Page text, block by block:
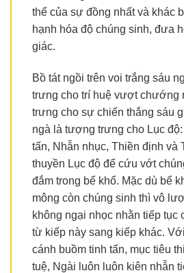
thể của sự đồng nhất và khác
hạnh hóa độ chúng sinh, đưa
giác.
Bồ tát ngồi trên voi trắng sáu
trưng cho trí huệ vượt chướng
trưng cho sự chiến thắng sáu
ngà là tượng trưng cho Lục
tấn, Nhẫn nhục, Thiền định và
thuyền Lục độ để cứu vớt
đắm trong bể khổ. Mặc dù bể
mông còn chúng sinh thì vô
không ngại nhọc nhằn tiếp tục
từ kiếp này sang kiếp khác.
cánh buồm tinh tấn, mục tiêu
tuệ, Ngài luôn luôn kiên nhẫn